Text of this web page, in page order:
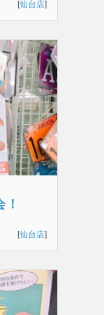
[仙台店]
[仙台店]